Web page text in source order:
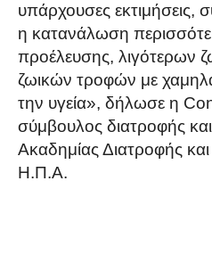
υπάρχουσες εκτιμήσεις,
η κατανάλωση
προέλευσης, λιγότερων
ζωικών τροφών με
την υγεία», δήλωσε η
σύμβουλος διατροφής
Ακαδημίας Διατροφής και
Η.Π.Α.